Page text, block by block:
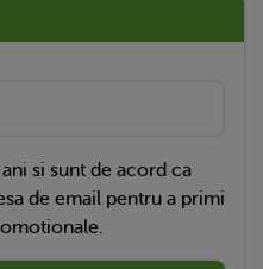
si sunt de acord ca
de email pentru a primi